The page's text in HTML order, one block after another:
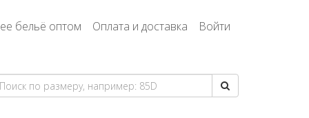
бельё оптом Оплата и доставка Войти